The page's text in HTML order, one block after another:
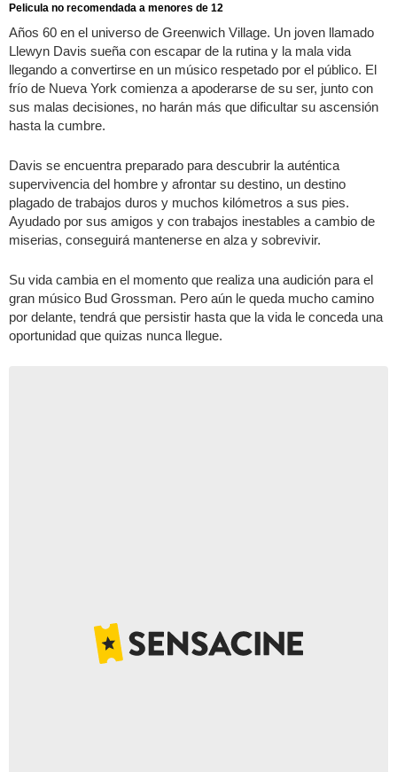
Pelicula no recomendada a menores de 12
Años 60 en el universo de Greenwich Village. Un joven llamado
Llewyn Davis sueña con escapar de la rutina y la mala vida
llegando a convertirse en un músico respetado por el público. El
frío de Nueva York comienza a apoderarse de su ser, junto con
sus malas decisiones, no harán más que dificultar su ascensión
hasta la cumbre.
Davis se encuentra preparado para descubrir la auténtica
supervivencia del hombre y afrontar su destino, un destino
plagado de trabajos duros y muchos kilómetros a sus pies.
Ayudado por sus amigos y con trabajos inestables a cambio de
miserias, conseguirá mantenerse en alza y sobrevivir.
Su vida cambia en el momento que realiza una audición para el
gran músico Bud Grossman. Pero aún le queda mucho camino
por delante, tendrá que persistir hasta que la vida le conceda una
oportunidad que quizas nunca llegue.